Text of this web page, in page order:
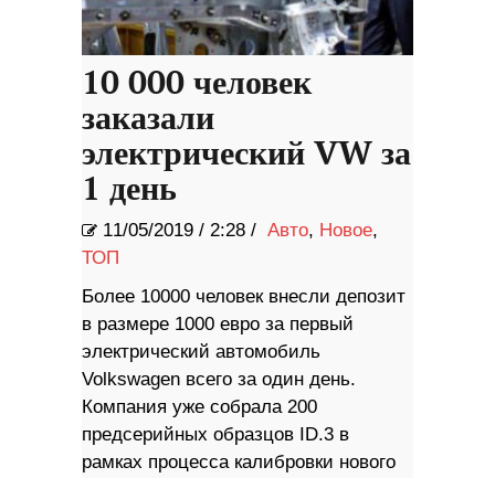
10 000 человек
заказали
электрический VW за
1 день
11/05/2019 / 2:28 / Авто, Новое,
ТОП
Более 10000 человек внесли депозит
в размере 1000 евро за первый
электрический автомобиль
Volkswagen всего за один день.
Компания уже собрала 200
предсерийных образцов ID.3 в
рамках процесса калибровки нового